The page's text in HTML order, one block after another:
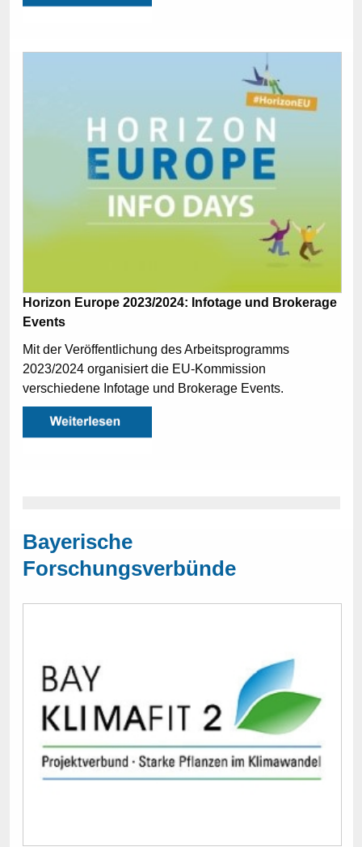
Horizon Europe 2023/2024: Infotage und Brokerage
Events
Mit der Veröffentlichung des Arbeitsprogramms
2023/2024 organisiert die EU-Kommission
verschiedene Infotage und Brokerage Events.
Bayerische
Forschungsverbünde